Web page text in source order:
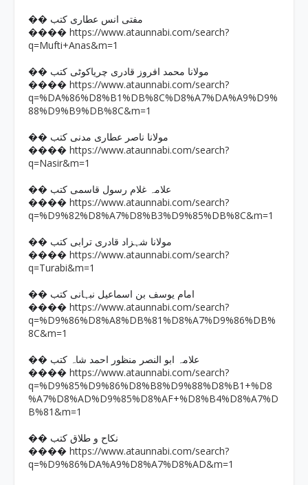
�� مفتی انس عطاری کتب
���� https://www.ataunnabi.com/search?
q=Mufti+Anas&m=1
�� مولانا محمد افروز قادری چریاکوٹی کتب
���� https://www.ataunnabi.com/search?
q=%DA%86%D8%B1%DB%8C%D8%A7%DA%A9%D9%
88%D9%B9%DB%8C&m=1
�� مولانا ناصر عطاری مدنی کتب
���� https://www.ataunnabi.com/search?
q=Nasir&m=1
�� علامہ غلام رسول قاسمی کتب
���� https://www.ataunnabi.com/search?
q=%D9%82%D8%A7%D8%B3%D9%85%DB%8C&m=1
�� مولانا شہزاد قادری ترابی کتب
���� https://www.ataunnabi.com/search?
q=Turabi&m=1
�� امام یوسف بن اسماعیل نبہانی کتب
���� https://www.ataunnabi.com/search?
q=%D9%86%D8%A8%DB%81%D8%A7%D9%86%DB%
8C&m=1
�� علامہ ابو النصر منظور احمد شاہ کتب
���� https://www.ataunnabi.com/search?
q=%D9%85%D9%86%D8%B8%D9%88%D8%B1+%D8
%A7%D8%AD%D9%85%D8%AF+%D8%B4%D8%A7%D
B%81&m=1
�� نکاح و طلاق کتب
���� https://www.ataunnabi.com/search?
q=%D9%86%DA%A9%D8%A7%D8%AD&m=1